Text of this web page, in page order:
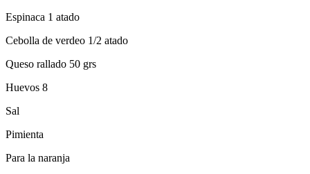
Espinaca 1 atado
Cebolla de verdeo 1/2 atado
Queso rallado 50 grs
Huevos 8
Sal
Pimienta
Para la naranja